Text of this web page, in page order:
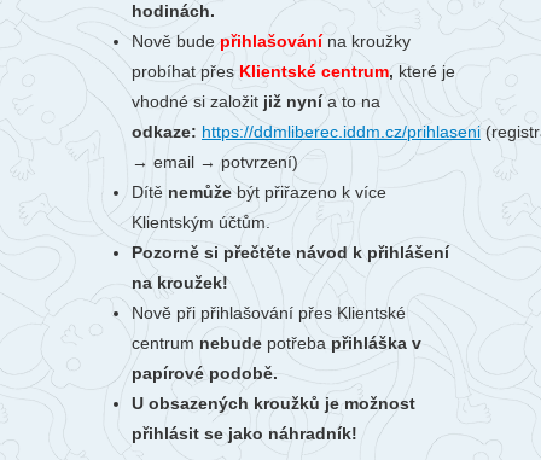
hodinách.
Nově budepřihlašovánína kroužky
probíhat přes Klientské centrum, které je
vhodné si založit již nynía to na
odkaze: https://ddmliberec.iddm.cz/prihlaseni
→ email → potvrzení)
Dítě nemůžebýt přiřazeno k více
Klientským účtům.
Pozorně si přečtěte návod k přihlášení
na kroužek!
Nově při přihlašování přes Klientské
centrum nebude potřeba přihláška v
papírové podobě.
U obsazených kroužků je možnost
přihlásit se jako náhradník!